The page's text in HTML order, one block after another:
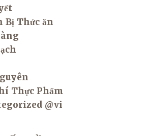
Bị Thức ăn
Thực Phẩm
@vi